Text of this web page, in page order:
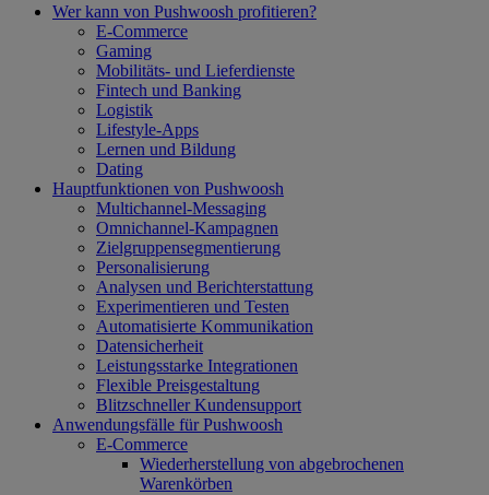
Wer kann von Pushwoosh profitieren?
E-Commerce
Gaming
Mobilitäts- und Lieferdienste
Fintech und Banking
Logistik
Lifestyle-Apps
Lernen und Bildung
Dating
Hauptfunktionen von Pushwoosh
Multichannel-Messaging
Omnichannel-Kampagnen
Zielgruppensegmentierung
Personalisierung
Analysen und Berichterstattung
Experimentieren und Testen
Automatisierte Kommunikation
Datensicherheit
Leistungsstarke Integrationen
Flexible Preisgestaltung
Blitzschneller Kundensupport
Anwendungsfälle für Pushwoosh
E-Commerce
Wiederherstellung von abgebrochenen
Warenkörben